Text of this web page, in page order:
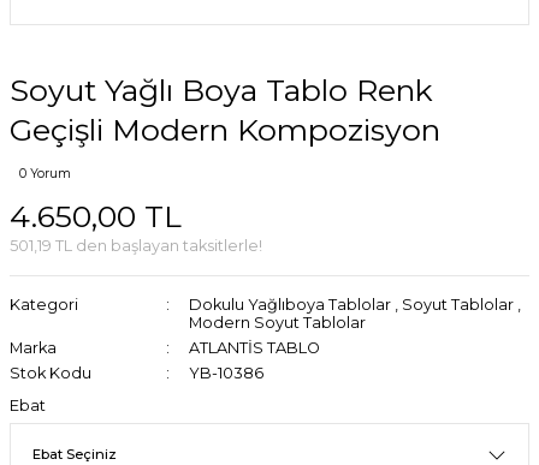
Soyut Yağlı Boya Tablo Renk
Geçişli Modern Kompozisyon
0 Yorum
4.650,00 TL
501,19 TL den başlayan taksitlerle!
Kategori Dokulu Yağlıboya Tablolar , Soyut Tablolar ,
Modern Soyut Tablolar
Marka
ATLANTİS TABLO
Stok Kodu
YB-10386
Ebat